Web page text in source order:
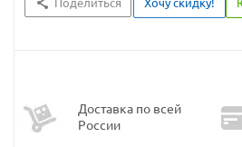
Доставка по всей
России